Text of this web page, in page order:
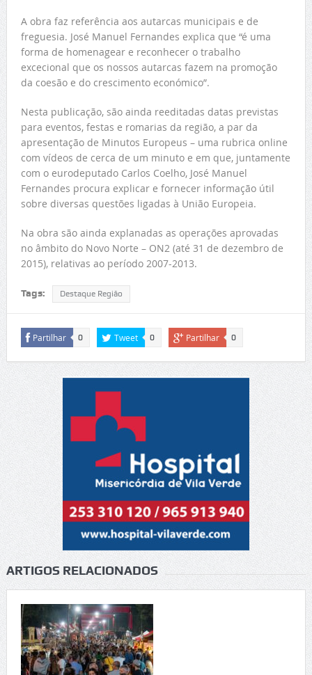
A obra faz referência aos autarcas municipais e de
freguesia. José Manuel Fernandes explica que “é uma
forma de homenagear e reconhecer o trabalho
excecional que os nossos autarcas fazem na promoção
da coesão e do crescimento económico”.
Nesta publicação, são ainda reeditadas datas previstas
para eventos, festas e romarias da região, a par da
apresentação de Minutos Europeus – uma rubrica online
com vídeos de cerca de um minuto e em que, juntamente
com o eurodeputado Carlos Coelho, José Manuel
Fernandes procura explicar e fornecer informação útil
sobre diversas questões ligadas à União Europeia.
Na obra são ainda explanadas as operações aprovadas
no âmbito do Novo Norte – ON2 (até 31 de dezembro de
2015), relativas ao período 2007-2013.
Tags: Destaque Região
Partilhar 0 Tweet 0 Partilhar 0
ARTIGOS RELACIONADOS